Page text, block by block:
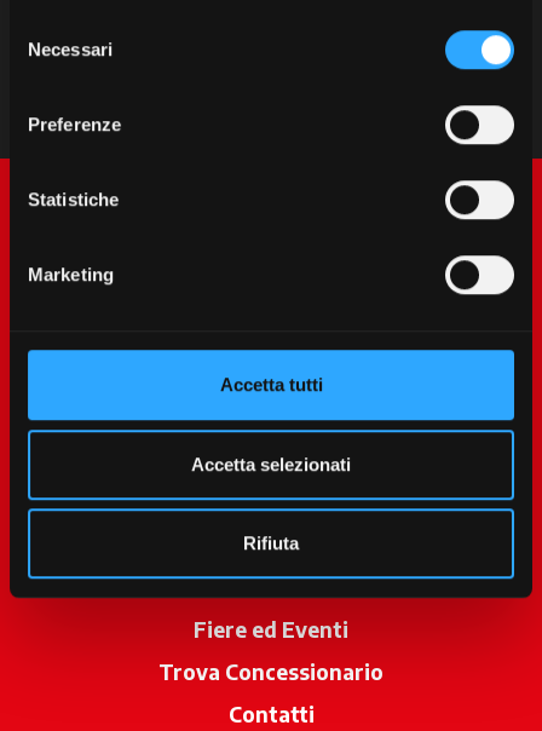
delNecessari
Preferenze
Statistiche
Marketing
Accetta tutti
Accetta selezionati
Rifiuta
Prodotti
Servizi
Promozioni
News
Fiere ed Eventi
Trova Concessionario
Contatti